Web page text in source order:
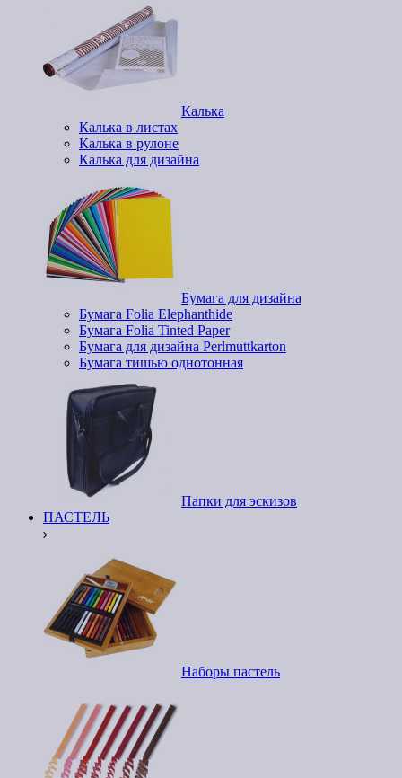
Калька
Калька в листах
Калька в рулоне
Калька для дизайна
Бумага для дизайна
Бумага Folia Elephanthide
Бумага Folia Tinted Paper
Бумага для дизайна Perlmuttkarton
Бумага тишью однотонная
Папки для эскизов
ПАСТЕЛЬ
Наборы пастель